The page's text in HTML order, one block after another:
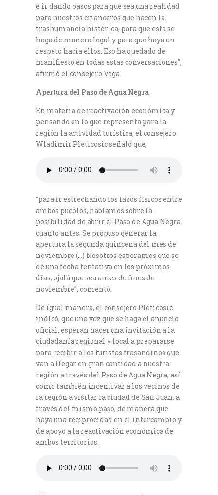
e ir dando pasos para que sea una realidad
para nuestros crianceros que hacen la
trashumancia histórica, para que esta se
haga de manera legal y para que haya un
respeto hacia ellos. Eso ha quedado de
manifiesto en todas estas conversaciones”,
afirmó el consejero Vega.
Apertura del Paso de Agua Negra
En materia de reactivación económica y
pensando en lo que representa para la
región la actividad turística, el consejero
Wladimir Pleticosic señaló que,
“para ir estrechando los lazos físicos entre
ambos pueblos, hablamos sobre la
posibilidad de abrir el Paso de Agua Negra
cuanto antes. Se propuso generar la
apertura la segunda quincena del mes de
noviembre (…) Nosotros esperamos que se
dé una fecha tentativa en los próximos
días, ojalá que sea antes de fines de
noviembre”, comentó.
De igual manera, el consejero Pleticosic
indicó, que una vez que se haga el anuncio
oficial, esperan hacer una invitación a la
ciudadanía regional y local a prepararse
para recibir a los turistas trasandinos que
van a llegar en gran cantidad a nuestra
región a través del Paso de Agua Negra, así
como también incentivar a los vecinos de
la región a visitar la ciudad de San Juan, a
través del mismo paso, de manera que
haya una reciprocidad en el intercambio y
de apoyo a la reactivación económica de
ambos territorios.